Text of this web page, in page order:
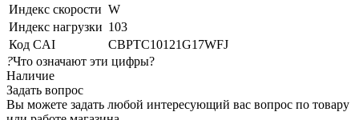
Индекс скорости W
Индекс нагрузки 103
Код CAI
CBPTC10121G17WFJ
?Что означают эти цифры?
Наличие
Задать вопрос
Вы можете задать любой интересующий вас вопрос по товару